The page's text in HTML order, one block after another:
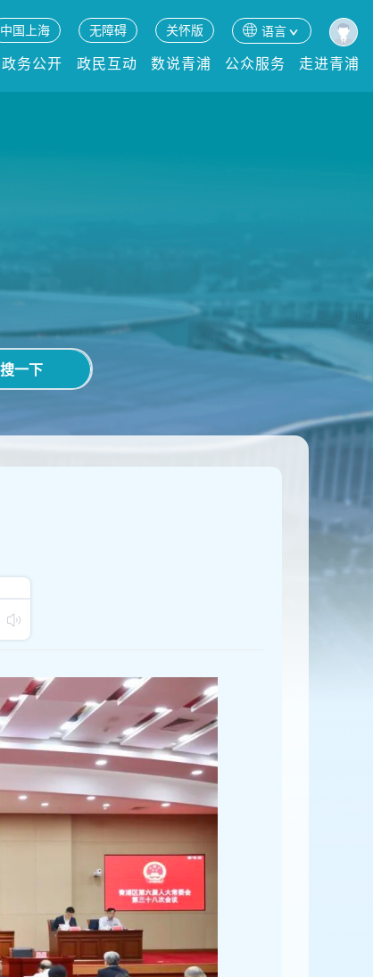
中国上海 无障碍 关怀版 语言
政务公开 政民互动 数说青浦 公众服务 走进青浦
搜一下